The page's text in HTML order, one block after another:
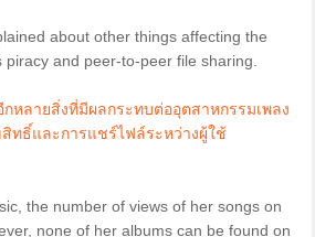
about other things affecting the
piracy and peer-to-peer file sharing.
หลายสิ่งที่มีผลกระทบต่ออุตสาหกรรมเพลง
ทธิ์และการแชร์ไฟล์ระหว่างผู้ใช้
the number of views of her songs on
none of her albums can be found on